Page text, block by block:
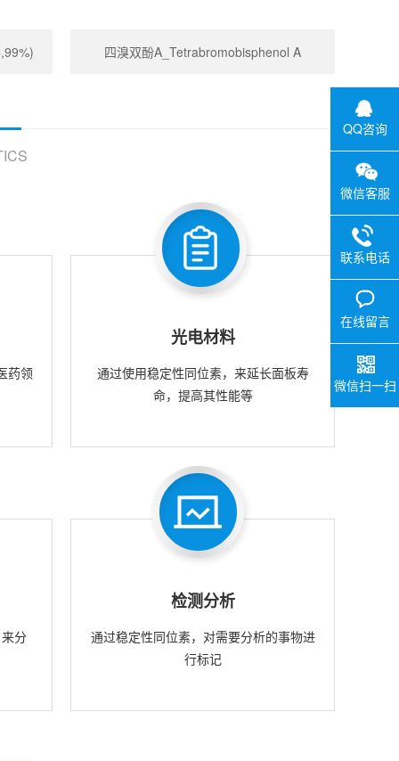
四溴双酚A_Tetrabromobisphenol A
药领
光电材料
通过使用稳定性同位素，来延长面板寿
命，提高其性能等
分
检测分析
通过稳定性同位素，对需要分析的事物进
行标记
QQ咨询
微信客服
联系电话
在线留言
微信扫一扫